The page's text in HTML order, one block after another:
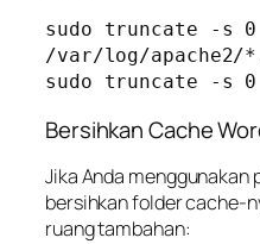
sudo truncate -s 0
/var/log/apache2/
Bersihkan Cache
Jika Anda menggunakan
bersihkan folder cache-
ruang tambahan: